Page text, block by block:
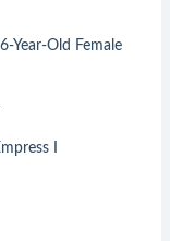
Year-Old Female
I